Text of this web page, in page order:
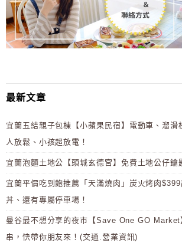
最新文章
宜蘭五結親子包棟【小蘋果民宿】電動車、溜滑
人放鬆、小孩超放電！
宜蘭泡麵土地公【頭城玄德宮】免費土地公仔鑰
宜蘭平價吃到飽推薦「天滿燒肉」炭火烤肉
丼、還有專屬停車場！
曼谷最不想分享的夜市【Save One GO Market
串，快帶你朋友來！(交通.營業資訊)